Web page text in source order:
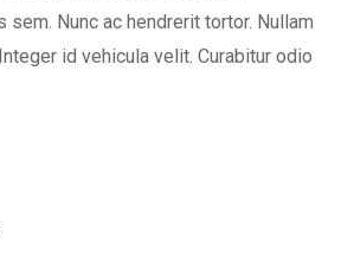
sem. Nunc ac hendrerit tortor. Nullam
id vehicula velit. Curabitur odio